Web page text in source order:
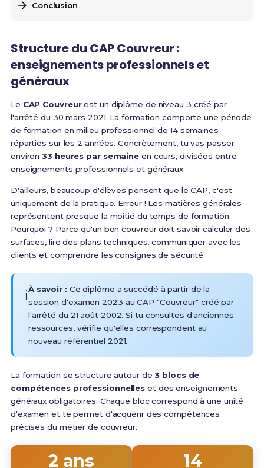
Conclusion
Structure du CAP Couvreur :
enseignements professionnels et
généraux
Le CAP Couvreurest un diplôme de niveau 3 créé par
l'arrêté du 30 mars 2021. La formation comporte une période
de formation en milieu professionnel de 14 semaines
réparties sur les 2 années. Concrètement, tu vas passer
environ33 heures par semaine en cours, divisées entre
enseignements professionnels et généraux.
D'ailleurs, beaucoup d'élèves pensent que le CAP, c'est
uniquement de la pratique. Erreur ! Les matières générales
représentent presque la moitié du temps de formation.
Pourquoi ? Parce qu'un bon couvreur doit savoir calculer des
surfaces, lire des plans techniques, communiquer avec les
clients et comprendre les consignes de sécurité.
ℹ️À savoir : Ce diplôme a succédé à partir de la
session d'examen 2023 au CAP "Couvreur" créé par
l'arrêté du 21 août 2002. Si tu consultes d'anciennes
ressources, vérifie qu'elles correspondent au
nouveau référentiel 2021.
La formation se structure autour de3 blocs de
compétences professionnelles et des enseignements
généraux obligatoires. Chaque bloc correspond à une unité
d'examen et te permet d'acquérir des compétences
précises du métier de couvreur.
2 ans
14